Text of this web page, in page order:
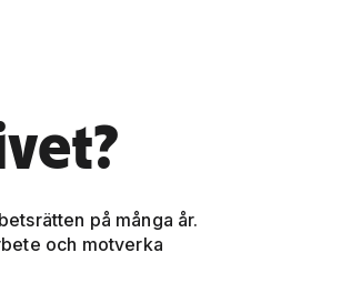
på många år.
och motverka